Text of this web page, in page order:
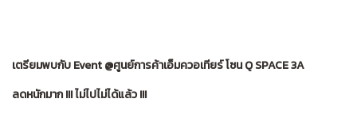
เตรียมพบกับ Event @ศูนย์การค้าเอ็มควอเทียร์ โซน Q SPACE 3A
ลดหนักมาก !!! ไม่ไปไม่ได้แล้ว !!!